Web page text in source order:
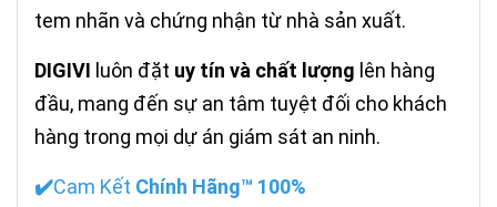
tem nhãn và chứng nhận từ nhà sản xuất.
DIGIVI luôn đặt uy tín và chất lượng lên hàng
đầu, mang đến sự an tâm tuyệt đối cho khách
hàng trong mọi dự án giám sát an ninh.
✔️Cam Kết Chính Hãng™ 100%